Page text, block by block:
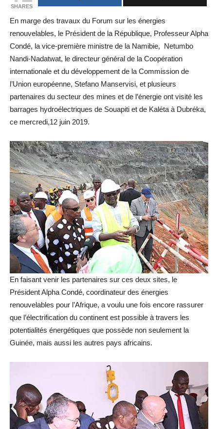
SHARES
En marge des travaux du Forum sur les énergies
renouvelables, le Président de la République, Professeur Alpha
Condé, la vice-première ministre de la Namibie, Netumbo
Nandi-Nadatwat, le directeur général de la Coopération
internationale et du développement de la Commission de
l’Union européenne, Stefano Manservisi, et plusieurs
partenaires du secteur des mines et de l’énergie ont visité les
barrages hydroélectriques de Souapiti et de Kaléta à Dubréka,
ce mercredi,12 juin 2019.
En faisant venir les partenaires sur ces deux sites, le
Président Alpha Condé, coordinateur des énergies
renouvelables pour l’Afrique, a voulu une fois encore rassurer
que l’électrification du continent est possible à travers les
potentialités énergétiques que possède non seulement la
Guinée, mais aussi les autres pays africains.